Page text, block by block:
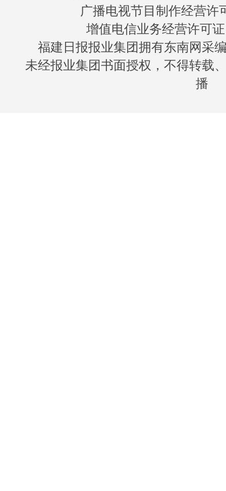
广播电视节目制作经营许
增值电信业务经营许可
福建日报报业集团拥有东南网采
未经报业集团书面授权，不得转载
播